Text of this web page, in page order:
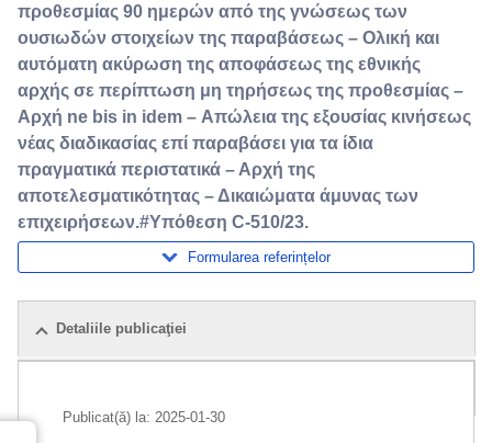
προθεσμίας 90 ημερών από της γνώσεως των
ουσιωδών στοιχείων της παραβάσεως – Ολική και
αυτόματη ακύρωση της αποφάσεως της εθνικής
αρχής σε περίπτωση μη τηρήσεως της προθεσμίας –
Αρχή ne bis in idem – Απώλεια της εξουσίας κινήσεως
νέας διαδικασίας επί παραβάσει για τα ίδια
πραγματικά περιστατικά – Αρχή της
αποτελεσματικότητας – Δικαιώματα άμυνας των
επιχειρήσεων.#Υπόθεση C-510/23.
Formularea referințelor
Detaliile publicaţiei
Publicat(ă) la: 2025-01-30